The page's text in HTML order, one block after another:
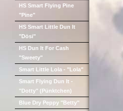
HS Smart Flying Pine
"Pine"
HS Smart Little Dun It
"Dösi"
HS Dun It For Cash
"Sweety"
Smart Little Lola - "Lola"
Smart Flying Dun It -
"Dotty" (Pünktchen)
Blue Dry Peppy "Betty"